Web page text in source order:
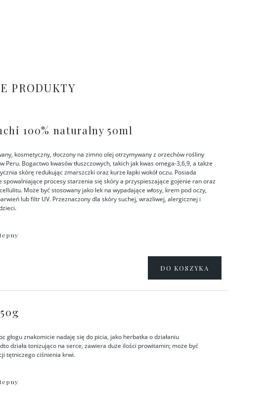
PRODUKTY
100% naturalny 50ml
kosmetyczny, tłoczony na zimno olej otrzymywany z orzechów rośliny
Peru. Bogactwo kwasów tłuszczowych, takich jak kwas omega-3,6,9, a także
skórę redukując zmarszczki oraz kurze łapki wokół oczu. Posiada
spowalniające procesy starzenia się skóry a przyspieszające gojenie ran oraz
Może być stosowany jako lek na wypadające włosy, krem pod oczy,
lub filtr UV. Przeznaczony dla skóry suchej, wrażliwej, alergicznej i
DO KOSZYKA
głogu znakomicie nadaję się do picia, jako herbatka o działaniu
działa tonizująco na serce, zawiera duże ilości prowitamin; może być
tętniczego ciśnienia krwi.